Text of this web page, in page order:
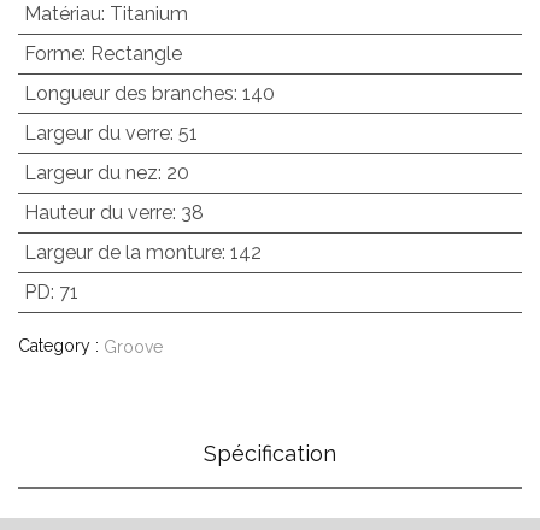
Matériau: Titanium
Forme: Rectangle
Longueur des branches: 140
Largeur du verre: 51
Largeur du nez: 20
Hauteur du verre: 38
Largeur de la monture: 142
PD: 71
Category : Groove
Spécification